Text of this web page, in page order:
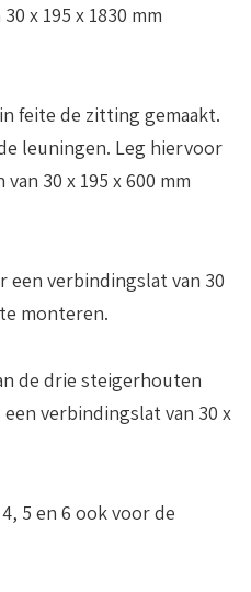
x 195 x 1830 mm
feite de zitting gemaakt.
leuningen. Leg hiervoor
30 x 195 x 600 mm
een verbindingslat van 30
monteren.
de drie steigerhouten
verbindingslat van 30 x
5 en 6 ook voor de